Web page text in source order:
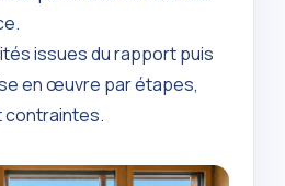
issues du rapport puis
en œuvre par étapes,
contraintes.